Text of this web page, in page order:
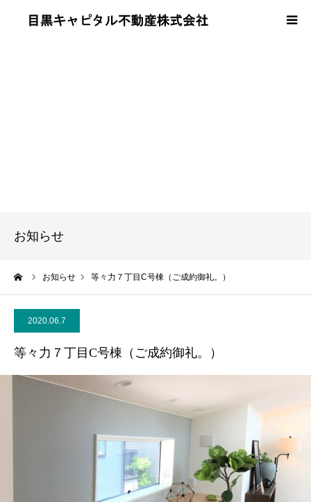
お知らせ
お知らせ 等々力７丁目C号棟（ご成約御礼。）
2020.06.7
等々力７丁目C号棟（ご成約御礼。）